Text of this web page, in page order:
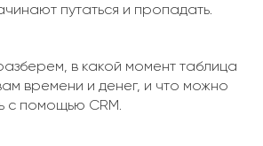
путаться и пропадать.
в какой момент таблица
времени и денег, и что можно
с помощью CRM.